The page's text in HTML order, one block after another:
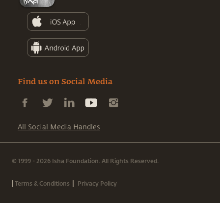
Find us on Social Media
All Social Media Handles
© 1999 - 2026 Isha Foundation. All Rights Reserved.
|Terms & Conditions | Privacy Policy